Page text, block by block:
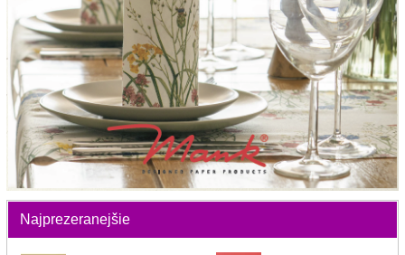
Najprezeranejšie